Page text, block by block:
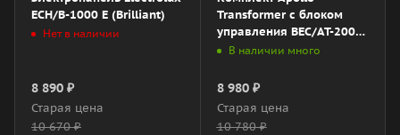
ECH/B-1000 E (Brilliant)
Нет в наличии
8 890 ₽
Старая цена
10 670₽
Transformer с блоком
управления BEC/AT-2000-
3M (механический)
В наличии много
8 980₽
Старая цена
10 780₽